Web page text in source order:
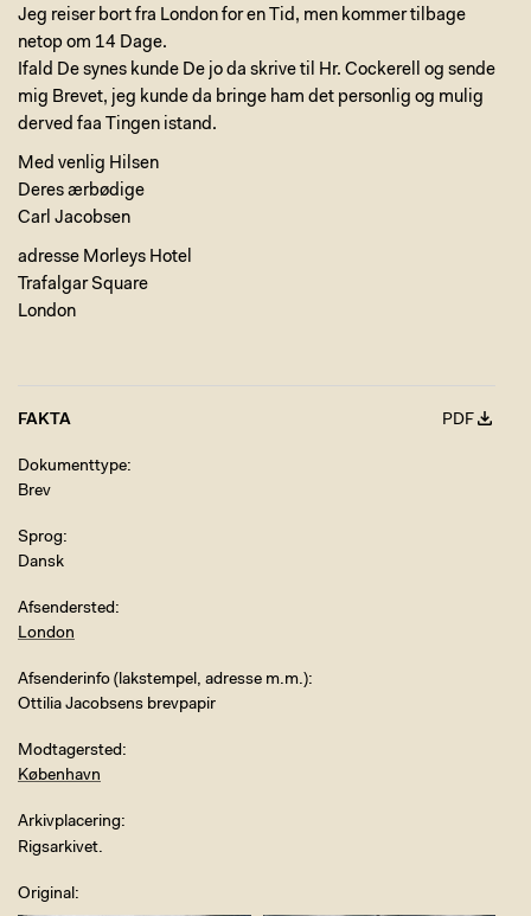
Jeg reiser bort fra London for en Tid, men kommer tilbage
netop om 14 Dage.
Ifald De synes kunde De jo da skrive til Hr. Cockerell og sende
mig Brevet, jeg kunde da bringe ham det personlig og mulig
derved faa Tingen istand.
Med venlig Hilsen
Deres ærbødige
Carl Jacobsen
adresse Morleys Hotel
Trafalgar Square
London
FAKTA PDF
Dokumenttype
Brev
Sprog
Dansk
Afsendersted
London
Afsenderinfo (lakstempel, adresse m.m.)
Ottilia Jacobsens brevpapir
Modtagersted
København
Arkivplacering
Rigsarkivet.
Original